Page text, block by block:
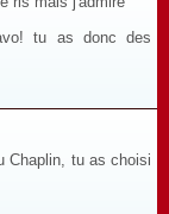
tu as donc des
Chaplin, tu as choisi